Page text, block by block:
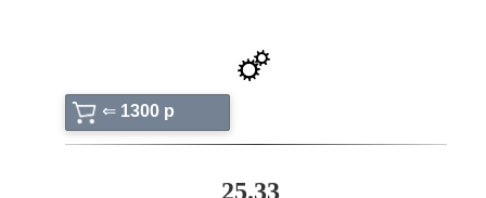
⇐ 1300 p
25.33